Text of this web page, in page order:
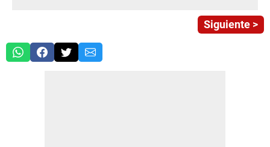
Siguiente >